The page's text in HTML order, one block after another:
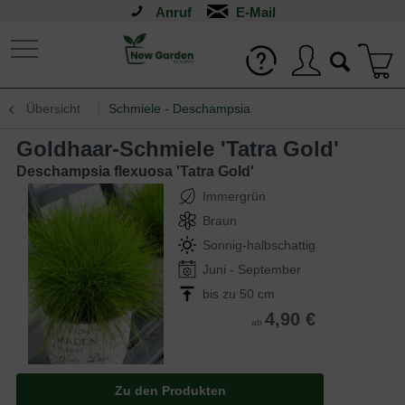
Anruf
Übersicht Schmiele - Deschampsia
Goldhaar-Schmiele 'Tatra Gold'
Deschampsia flexuosa 'Tatra Gold'
Immergrün
Braun
Sonnig-halbschattig
Juni - September
bis zu 50 cm
ab 4,90 €
Zu den Produkten